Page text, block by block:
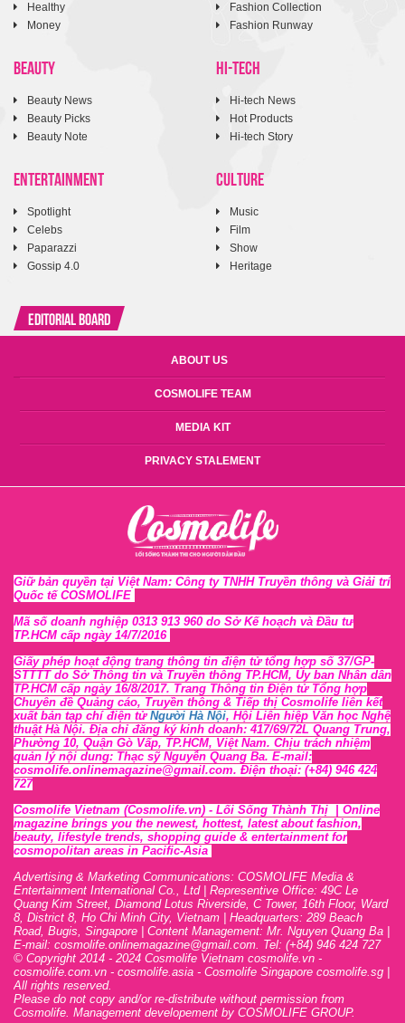
Healthy
Money
Fashion Collection
Fashion Runway
BEAUTY
Beauty News
Beauty Picks
Beauty Note
HI-TECH
Hi-tech News
Hot Products
Hi-tech Story
ENTERTAINMENT
Spotlight
Celebs
Paparazzi
Gossip 4.0
CULTURE
Music
Film
Show
Heritage
Editorial Board
ABOUT US
COSMOLIFE TEAM
MEDIA KIT
PRIVACY STALEMENT
Giữ bản quyền tại Việt Nam: Công ty TNHH Truyền thông và Giải trí
Quốc tế COSMOLIFE
Mã số doanh nghiệp 0313 913 960 do Sở Kế hoạch và Đầu tư
TP.HCM cấp ngày 14/7/2016
Giấy phép hoạt động trang thông tin điện tử tổng hợp số 37/GP-
STTTT do Sở Thông tin và Truyền thông TP.HCM, Ủy ban Nhân dân
TP.HCM cấp ngày 16/8/2017. Trang Thông tin Điện tử Tổng hợp
Chuyên đề Quảng cáo, Truyền thông & Tiếp thị Cosmolife liên kết
xuất bản tạp chí điện tử Người Hà Nội, Hội Liên hiệp Văn học Nghệ
thuật Hà Nội. Địa chỉ đăng ký kinh doanh: 417/69/72L Quang Trung,
Phường 10, Quận Gò Vấp, TP.HCM, Việt Nam. Chịu trách nhiệm
quản lý nội dung: Thạc sỹ Nguyễn Quang Ba. E-mail:
cosmolife.onlinemagazine@gmail.com. Điện thoại: (+84) 946 424
727
Cosmolife Vietnam (Cosmolife.vn) - Lối Sống Thành Thị | Online
magazine brings you the newest, hottest, latest about fashion,
beauty, lifestyle trends, shopping guide & entertainment for
cosmopolitan areas in Pacific-Asia
Advertising & Marketing Communications: COSMOLIFE Media &
Entertainment International Co., Ltd | Representive Office: 49C Le
Quang Kim Street, Diamond Lotus Riverside, C Tower, 16th Floor, Ward
8, District 8, Ho Chi Minh City, Vietnam | Headquarters: 289 Beach
Road, Bugis, Singapore | Content Management: Mr. Nguyen Quang Ba |
E-mail: cosmolife.onlinemagazine@gmail.com. Tel: (+84) 946 424 727
© Copyright 2014 - 2024 Cosmolife Vietnam cosmolife.vn -
cosmolife.com.vn - cosmolife.asia - Cosmolife Singapore cosmolife.sg
All rights reserved.
Please do not copy and/or re-distribute without permission from
Cosmolife. Management developement by COSMOLIFE GROUP.